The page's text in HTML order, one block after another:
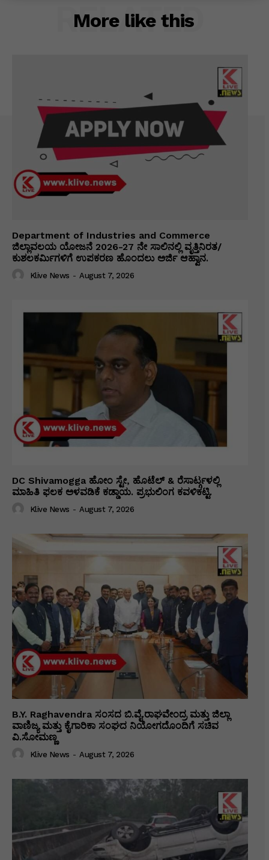
More like this
RELATED
Department of Industries and Commerce
ಜಿಲ್ಲಾವಲಯ ಯೋಜನೆ 2026-27 ನೇ ಸಾಲಿನಲ್ಲಿ ವೃತ್ತಿನಿರತ/
ಕುಶಲಕರ್ಮಿಗಳಿಗೆ ಉಪಕರಣ ಹೊಂದಲು ಅರ್ಜಿ ಆಹ್ವಾನ.
Klive News - August 7, 2026
DC Shivamogga ಹೋಂ ಸ್ಟೇ, ಹೊಟೆಲ್ & ರೆಸಾರ್ಟ್ಗಳಲ್ಲಿ
ಮಾಹಿತಿ ಫಲಕ ಅಳವಡಿಕೆ ಕಡ್ಡಾಯ. ಪ್ರಭುಲಿಂಗ ಕವಳಿಕಟ್ಟಿ.
Klive News - August 7, 2026
B.Y. Raghavendra ಸಂಸದ ಬಿ.ವೈ.ರಾಘವೇಂದ್ರ ಮತ್ತು ಜಿಲ್ಲಾ
ವಾಣಿಜ್ಯ ಮತ್ತು ಕೈಗಾರಿಕಾ ಸಂಘದ ನಿಯೋಗದೊಂದಿಗೆ ಸಚಿವ
ವಿ‌.ಸೋಮಣ್ಣ
Klive News - August 7, 2026